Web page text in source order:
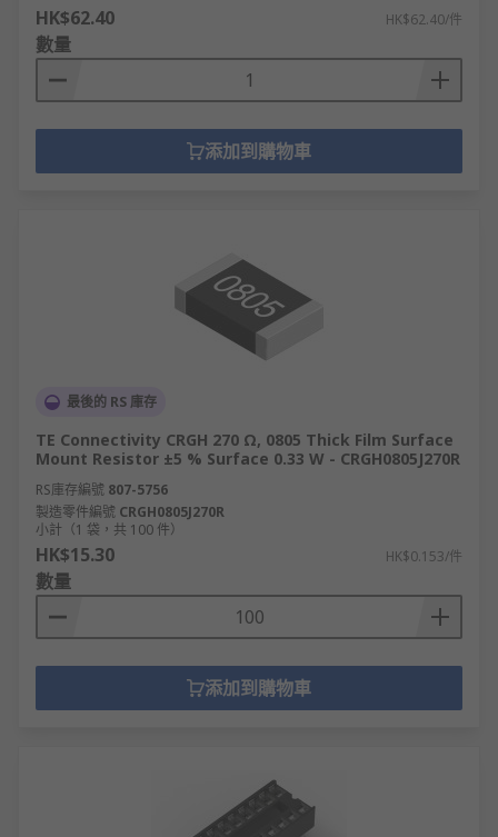
HK$62.40 HK$62.40/件
數量
添加到購物車
最後的 RS 庫存
TE Connectivity CRGH 270 Ω, 0805 Thick Film Surface
Mount Resistor ±5 % Surface 0.33 W - CRGH0805J270R
RS庫存編號 807-5756
製造零件編號 CRGH0805J270R
小計（1 袋，共 100 件）
HK$15.30 HK$0.153/件
數量
添加到購物車